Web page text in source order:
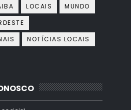
LOCAIS
MUNDO
NOTÍCIAS LOCAIS